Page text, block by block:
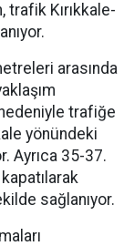
trafik Kırıkkale-
arasında
trafiğe
yönündeki
Ayrıca 35-37.
sağlanıyor.